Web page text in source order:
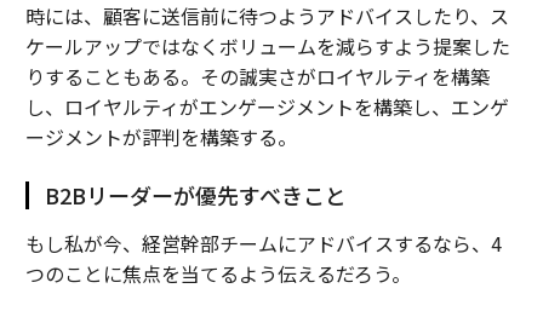
時には、顧客に送信前に待つようアドバイスしたり、ス
ケールアップではなくボリュームを減らすよう提案した
りすることもある。その誠実さがロイヤルティを構築
し、ロイヤルティがエンゲージメントを構築し、エンゲ
ージメントが評判を構築する。
B2Bリーダーが優先すべきこと
もし私が今、経営幹部チームにアドバイスするなら、4
つのことに焦点を当てるよう伝えるだろう。